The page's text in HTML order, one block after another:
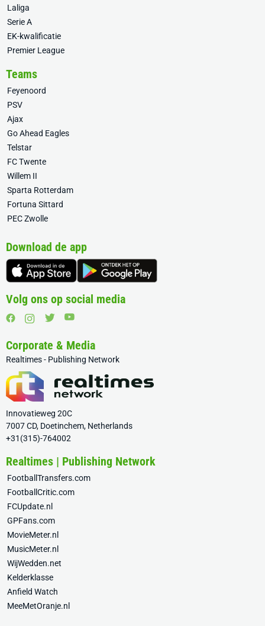
Laliga
Serie A
EK-kwalificatie
Premier League
Teams
Feyenoord
PSV
Ajax
Go Ahead Eagles
Telstar
FC Twente
Willem II
Sparta Rotterdam
Fortuna Sittard
PEC Zwolle
Download de app
Volg ons op social media
Corporate & Media
Realtimes - Publishing Network
Innovatieweg 20C
7007 CD, Doetinchem, Netherlands
+31(315)-764002
Realtimes | Publishing Network
FootballTransfers.com
FootballCritic.com
FCUpdate.nl
GPFans.com
MovieMeter.nl
MusicMeter.nl
WijWedden.net
Kelderklasse
Anfield Watch
MeeMetOranje.nl